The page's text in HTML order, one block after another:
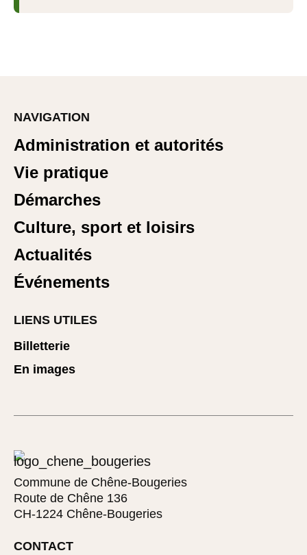
NAVIGATION
Administration et autorités
Vie pratique
Démarches
Culture, sport et loisirs
Actualités
Événements
LIENS UTILES
Billetterie
En images
Commune de Chêne-Bougeries
Route de Chêne 136
CH-1224 Chêne-Bougeries
CONTACT